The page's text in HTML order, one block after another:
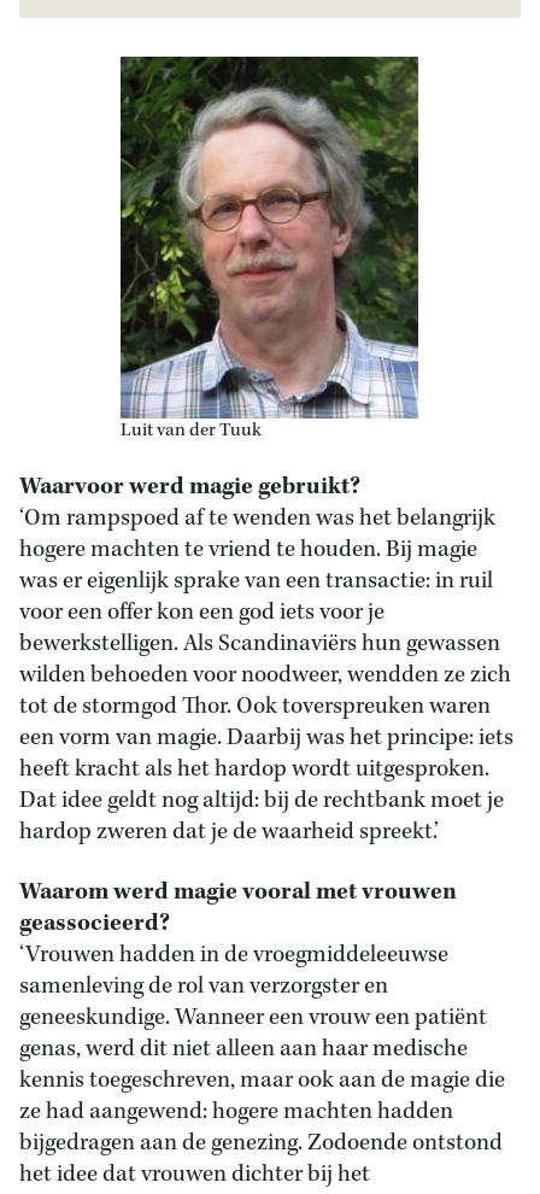
Luit van der Tuuk
Waarvoor werd magie gebruikt?
‘Om rampspoed af te wenden was het belangrijk
hogere machten te vriend te houden. Bij magie
was er eigenlijk sprake van een transactie: in ruil
voor een offer kon een god iets voor je
bewerkstelligen. Als Scandinaviërs hun gewassen
wilden behoeden voor noodweer, wendden ze zich
tot de stormgod Thor. Ook toverspreuken waren
een vorm van magie. Daarbij was het principe: iets
heeft kracht als het hardop wordt uitgesproken.
Dat idee geldt nog altijd: bij de rechtbank moet je
hardop zweren dat je de waarheid spreekt.’
Waarom werd magie vooral met vrouwen
geassocieerd?
‘Vrouwen hadden in de vroegmiddeleeuwse
samenleving de rol van verzorgster en
geneeskundige. Wanneer een vrouw een patiënt
genas, werd dit niet alleen aan haar medische
kennis toegeschreven, maar ook aan de magie die
ze had aangewend: hogere machten hadden
bijgedragen aan de genezing. Zodoende ontstond
het idee dat vrouwen dichter bij het